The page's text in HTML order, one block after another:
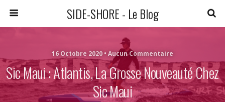
SIDE-SHORE - Le Blog
16 Octobre 2020 • Aucun Commentaire
Sic Maui : Atlantis, La Grosse Nouveauté Chez
Sic Maui